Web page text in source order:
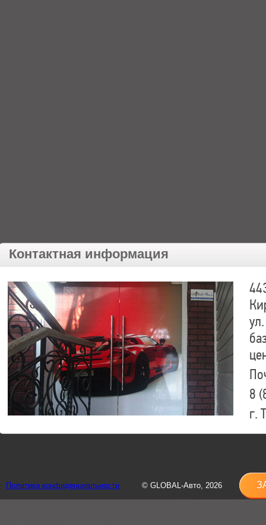
Контактная информация
8
г.
8
Политика конфиденциальности © GLOBAL-Авто, 2026